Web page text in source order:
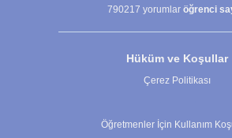
790217 yorumlar öğrenci
Hüküm ve Koşullar
Çerez Politikası
Öğretmenler İçin Kullanım